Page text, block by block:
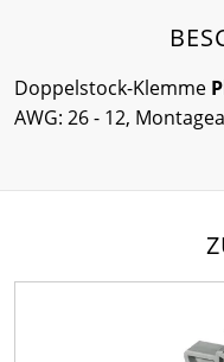
Doppelstock-Klemme
AWG: 26 - 12,